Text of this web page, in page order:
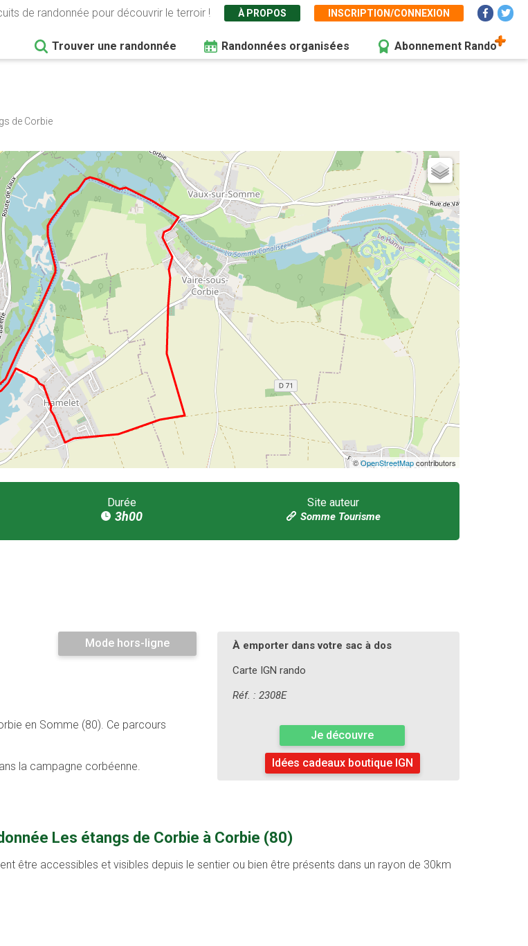
de randonnée pour découvrir le terroir ! À PROPOS INSCRIPTION/CONNEXION
Trouver une randonnée Randonnées organisées Abonnement Rando
de Corbie
©OpenStreetMapcontributors
Durée
3h00
Site auteur
Somme Tourisme
Mode hors-ligne
en Somme (80). Ce parcours
la campagne corbéenne.
À emporter dans votre sac à dos
Carte IGN rando
Réf. : 2308E
Je découvre
Idées cadeaux boutique IGN
Les étangs de Corbie à Corbie (80)
être accessibles et visibles depuis le sentier ou bien être présents dans un rayon de 30km